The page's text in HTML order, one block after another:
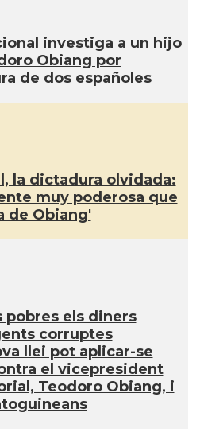
investiga a un hijo
Obiang por
de dos españoles
la dictadura olvidada:
muy poderosa que
de Obiang'
pobres els diners
corruptes
llei pot aplicar-se
el vicepresident
Teodoro Obiang, i